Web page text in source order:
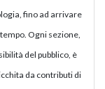
fino ad arrivare
Ogni sezione,
del pubblico, è
da contributi di